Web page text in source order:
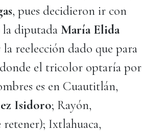
, pues decidieron ir con
la diputada María Elida
reelección dado que para
el tricolor optaría por
es en Cuautitlán,
Isidoro; Rayón,
Ixtlahuaca,